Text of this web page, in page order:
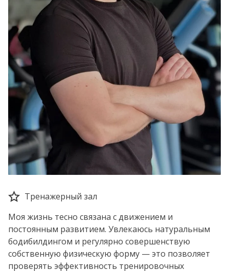
Тренажерный зал
Моя жизнь тесно связана с движением и
постоянным развитием. Увлекаюсь натуральным
бодибилдингом и регулярно совершенствую
собственную физическую форму — это позволяет
проверять эффективность тренировочных